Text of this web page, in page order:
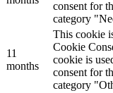
consent for
category
11
months
This cookie
Cookie
cookie is
consent for
category